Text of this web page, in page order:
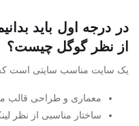
در درجه اول باید
از نظر گوگل چیست؟
یک سایت مناسب سایتی است که
معماری و طراحی قالب
ساختار مناسبی از نظر